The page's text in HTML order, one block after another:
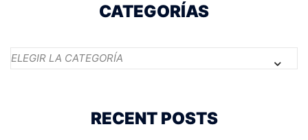
CATEGORÍAS
Categorías
RECENT POSTS